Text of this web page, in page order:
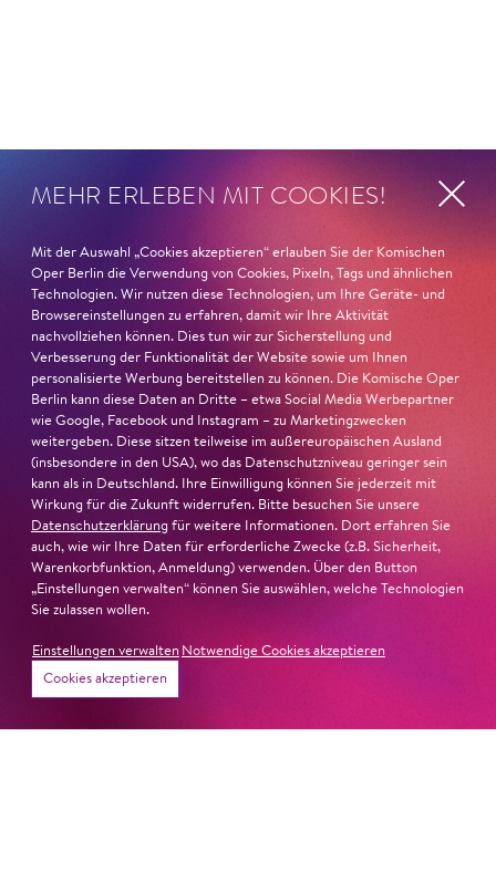
MEHR ERLEBEN MIT COOKIES!
Mit der Auswahl „Cookies akzeptieren“ erlauben Sie der Komischen
Oper Berlin die Verwendung von Cookies, Pixeln, Tags und ähnlichen
Technologien. Wir nutzen diese Technologien, um Ihre Geräte- und
Browsereinstellungen zu erfahren, damit wir Ihre Aktivität
nachvollziehen können. Dies tun wir zur Sicherstellung und
Verbesserung der Funktionalität der Website sowie um Ihnen
personalisierte Werbung bereitstellen zu können. Die Komische Oper
Berlin kann diese Daten an Dritte – etwa Social Media Werbepartner
wie Google, Facebook und Instagram – zu Marketingzwecken
weitergeben. Diese sitzen teilweise im außereuropäischen Ausland
(insbesondere in den USA), wo das Datenschutzniveau geringer sein
kann als in Deutschland. Ihre Einwilligung können Sie jederzeit mit
Wirkung für die Zukunft widerrufen. Bitte besuchen Sie unsere
Datenschutzerklärung für weitere Informationen. Dort erfahren Sie
auch, wie wir Ihre Daten für erforderliche Zwecke (z.B. Sicherheit,
Warenkorbfunktion, Anmeldung) verwenden. Über den Button
„Einstellungen verwalten“ können Sie auswählen, welche Technologien
Sie zulassen wollen.
Einstellungen verwalten Notwendige Cookies akzeptieren
Cookies akzeptieren